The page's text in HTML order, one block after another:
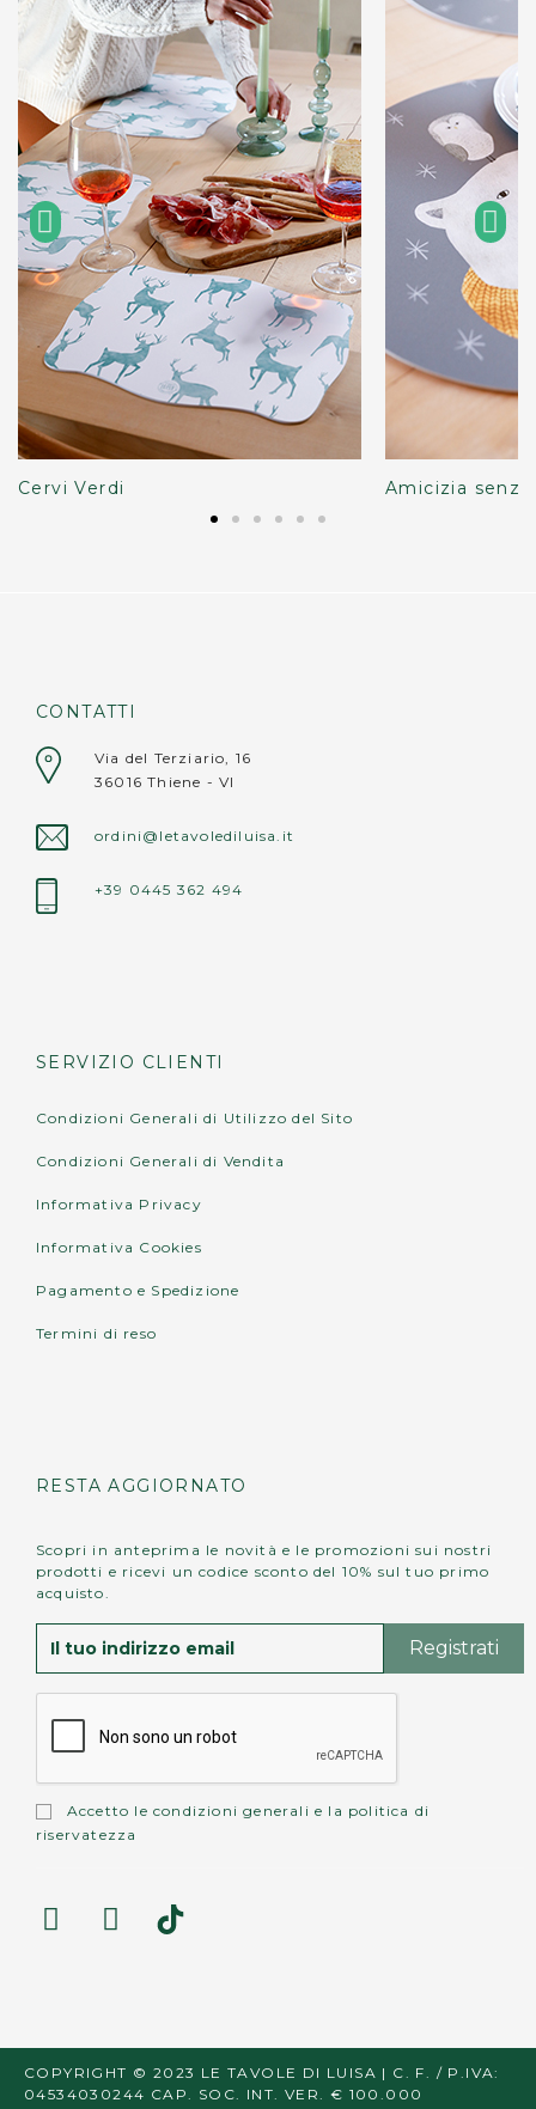
Cervi Verdi Amicizia
CONTATTI
Via del Terziario, 16
36016 Thiene - VI
ordini@letavolediluisa.it
+39 0445 362 494
SERVIZIO CLIENTI
Condizioni Generali di Utilizzo del Sito
Condizioni Generali di Vendita
Informativa Privacy
Informativa Cookies
Pagamento e Spedizione
Termini di reso
RESTA AGGIORNATO
Scopri in anteprima le novità e le promozioni sui nostri
prodotti e ricevi un codice sconto del 10% sul tuo primo
acquisto.
Accetto le condizioni generali e la politica di
riservatezza
COPYRIGHT © 2023 LE TAVOLE DI LUISA | C. F. / P.IVA:
04534030244 CAP. SOC. INT. VER. € 100.000